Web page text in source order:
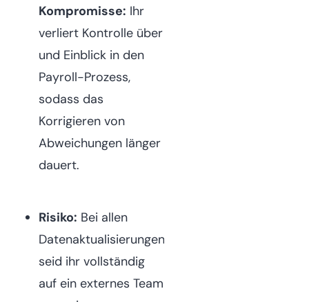
Kompromisse: Ihr
verliert Kontrolle über
und Einblick in den
Payroll-Prozess,
sodass das
Korrigieren von
Abweichungen länger
dauert.
Risiko: Bei allen
Datenaktualisierungen
seid ihr vollständig
auf ein externes Team